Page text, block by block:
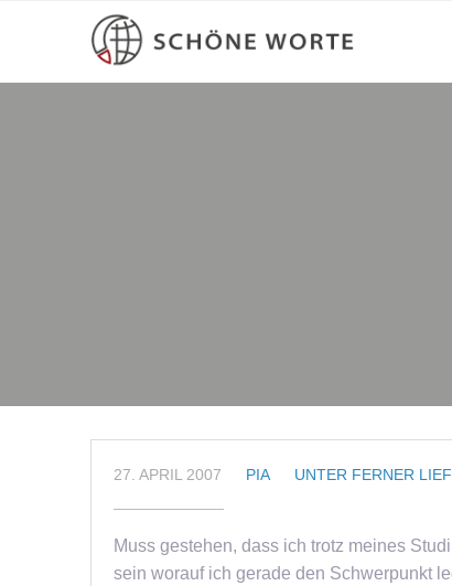
27. APRIL 2007 PIA UNTER FERNER
Muss gestehen, dass ich trotz meines
sein worauf ich gerade den Schwerpunkt